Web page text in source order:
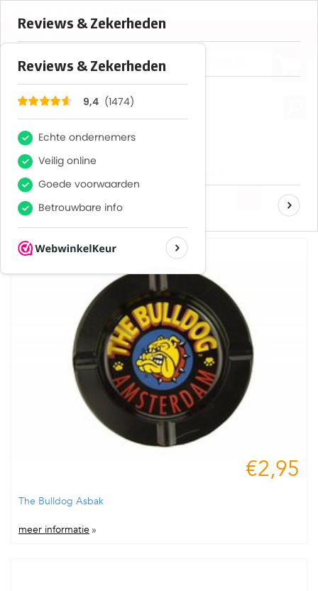
9,4
Asbakken
Beeld
»
€2,95
The Bulldog Asbak
meer informatie »